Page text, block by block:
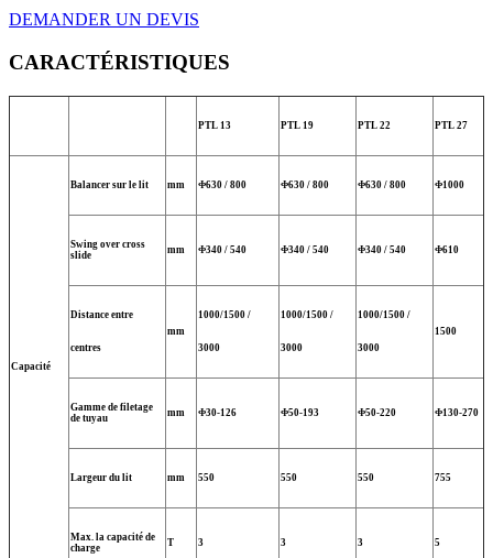
DEMANDER UN DEVIS
CARACTÉRISTIQUES
PTL 13 PTL 19 PTL 22 PTL 27
Capacité
Balancer sur le lit mm Φ630 / 800 Φ630 / 800 Φ630 / 800 Φ1000
Swing over cross
slide
mm Φ340 / 540 Φ340 / 540 Φ340 / 540 Φ610
Distance entre
centres
mm
1000/1500 /
3000
1000/1500 /
3000
1000/1500 /
3000
1500
Gamme de filetage
de tuyau
mm Φ30-126 Φ50-193 Φ50-220 Φ130-270
Largeur du lit mm 550 550 550 755
Max. la capacité de
charge
T 3 3 3 5